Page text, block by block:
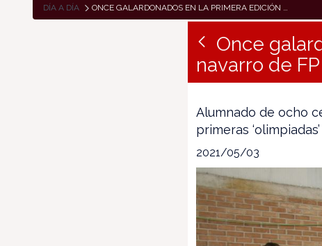
DÍA A DÍA ONCE GALARDONADOS EN LA PRIMERA EDICIÓN DEL CAMPEONATO NAVARRO DE FP ‘NAVARRASKILLS’
Once
navarro de FP
Alumnado de ocho
primeras
2021/05/03